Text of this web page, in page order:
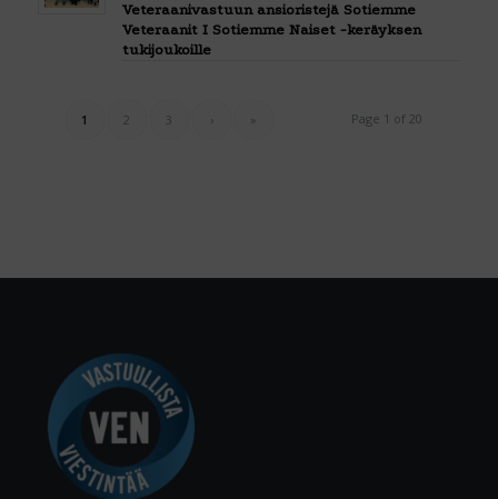
Veteraanivastuun ansioristejä Sotiemme
Veteraanit I Sotiemme Naiset -keräyksen
tukijoukoille
Page 1 of 20
1 2 3 › »